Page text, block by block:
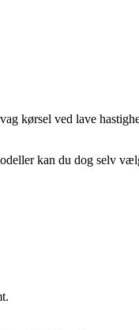
kørsel ved lave
kan du dog selv